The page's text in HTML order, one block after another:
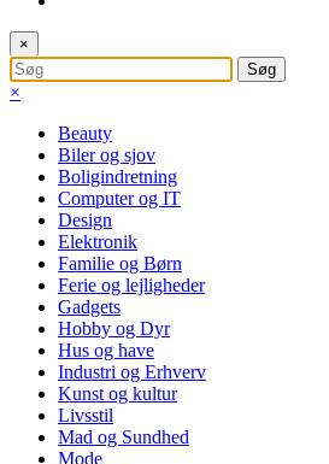
×
×
Beauty
Biler og sjov
Boligindretning
Computer og IT
Design
Elektronik
Familie og Børn
Ferie og lejligheder
Gadgets
Hobby og Dyr
Hus og have
Industri og Erhverv
Kunst og kultur
Livsstil
Mad og Sundhed
Mode